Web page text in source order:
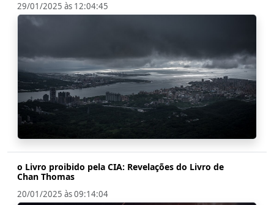
29/01/2025 às 12:04:45
o Livro proibido pela CIA: Revelações do Livro de
Chan Thomas
20/01/2025 às 09:14:04